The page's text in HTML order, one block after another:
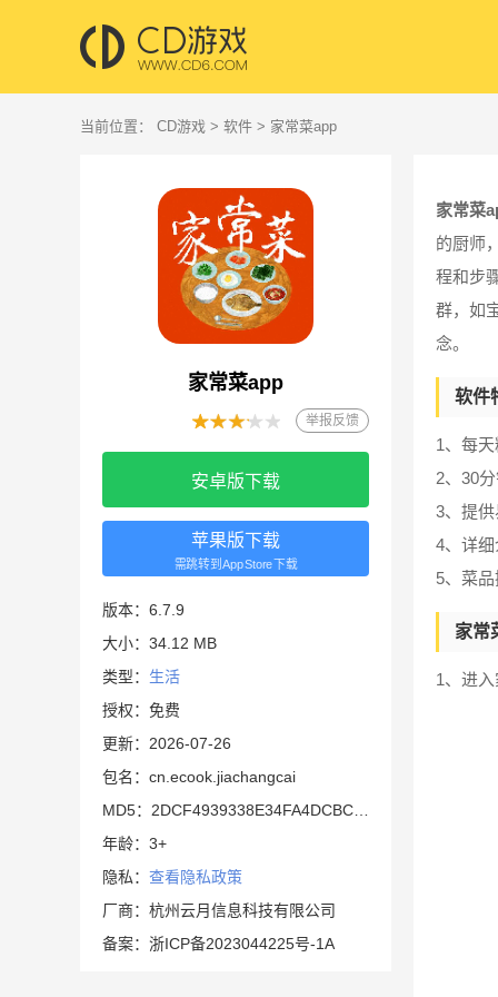
当前位置： CD游戏 > 软件 > 家常菜app
家常菜app
举报反馈
安卓版下载
苹果版下载
需跳转到AppStore下载
版本：6.7.9
大小：34.12 MB
类型： 生活
授权：免费
更新：2026-07-26
包名：cn.ecook.jiachangcai
年龄：3+
隐私： 查看隐私政策
厂商：杭州云月信息科技有限公司
备案：浙ICP备2023044225号-1A
家常菜
的厨师
程和步
群，如
念。
软件
1、每
2、30
3、提
4、详
5、菜
家常
1、进